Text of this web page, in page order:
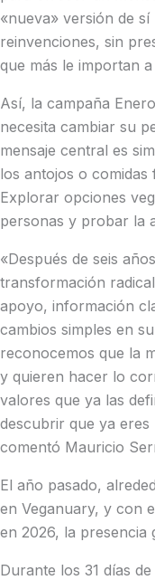
«nueva» versión de
reinvenciones, sin
que más le importan
Así, la campaña
necesita cambiar su
mensaje central es
los antojos o
Explorar opciones
personas y probar la
«Después de seis
transformación
apoyo, información
cambios simples en
reconocemos que la
y quieren hacer lo
valores que ya las
descubrir que ya eres
comentó Mauricio
El año pasado,
en Veganuary, y con
en 2026, la presencia
Durante los 31 días